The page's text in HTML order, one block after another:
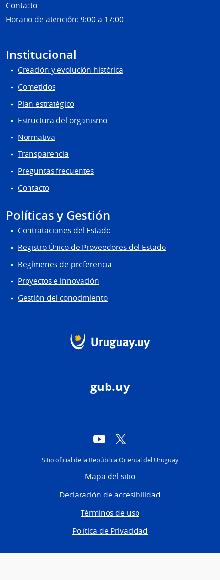
Contacto
Horario de atención: 9:00 a 17:00
Institucional
Creación y evolución histórica
Cometidos
Plan estratégico
Estructura del organismo
Normativa
Transparencia
Preguntas frecuentes
Contacto
Políticas y Gestión
Contrataciones del Estado
Registro Único de Proveedores del Estado
Regímenes de preferencia
Proyectos e innovación
Gestión del conocimiento
gub.uy
YouTube
Sitio oficial de la República Oriental del Uruguay
Mapa del sitio
Declaración de accesibilidad
Términos de uso
Política de Privacidad